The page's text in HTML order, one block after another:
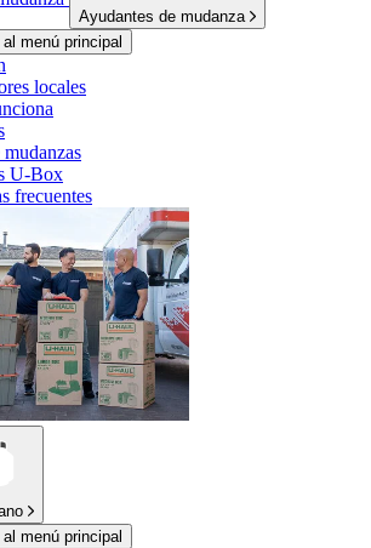
Ayudantes de mudanza
menú principal
locales
U-Box
frecuentes
menú principal